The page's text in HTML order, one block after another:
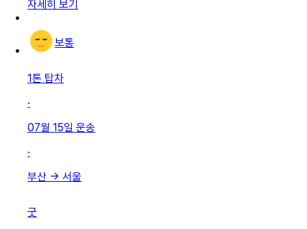
자세히 보기
보통
1톤 탑차
·
07월 15일 운송
·
부산 → 서울
굿